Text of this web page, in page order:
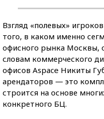
Взгляд «полевых»
того, в каком именно
офисного рынка Москвы,
словам коммерческого
офисов Aspace Никиты
арендаторов — это
строится на основе
конкретного БЦ.